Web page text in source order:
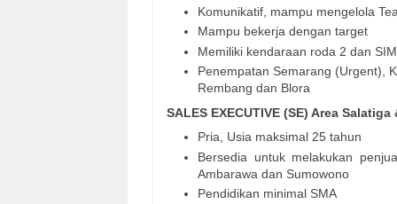
Komunikatif, mampu mengelola
Mampu bekerja dengan target
Memiliki kendaraan roda 2 dan
Penempatan Semarang (Urgent),
Rembang dan Blora
SALES EXECUTIVE (SE) Area
Pria, Usia maksimal 25 tahun
Bersedia untuk melakukan
Ambarawa dan Sumowono
Pendidikan minimal SMA